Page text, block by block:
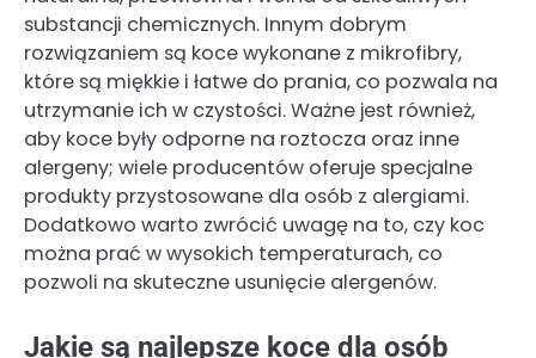
substancji chemicznych. Innym dobrym
rozwiązaniem są koce wykonane z mikrofibry,
które są miękkie i łatwe do prania, co pozwala na
utrzymanie ich w czystości. Ważne jest również,
aby koce były odporne na roztocza oraz inne
alergeny; wiele producentów oferuje specjalne
produkty przystosowane dla osób z alergiami.
Dodatkowo warto zwrócić uwagę na to, czy koc
można prać w wysokich temperaturach, co
pozwoli na skuteczne usunięcie alergenów.
Jakie są najlepsze koce dla osób